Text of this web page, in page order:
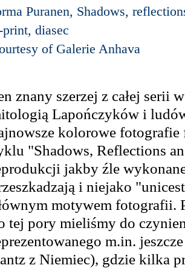
Puranen, Shadows,
print, diasec
of Galerie Anhava
znany szerzej z całej serii
Lapończyków i
kolorowe
"Shadows, Reflections
jakby źle
i niejako
motywem fotografii.
tej pory mieliśmy do
m.in.
z Niemiec), gdzie kilka